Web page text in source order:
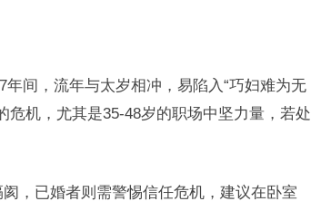
间，流年与太岁相冲，易陷入“巧妇难为无
危机，尤其是35-48岁的职场中坚力量，若处
，已婚者则需警惕信任危机，建议在卧室